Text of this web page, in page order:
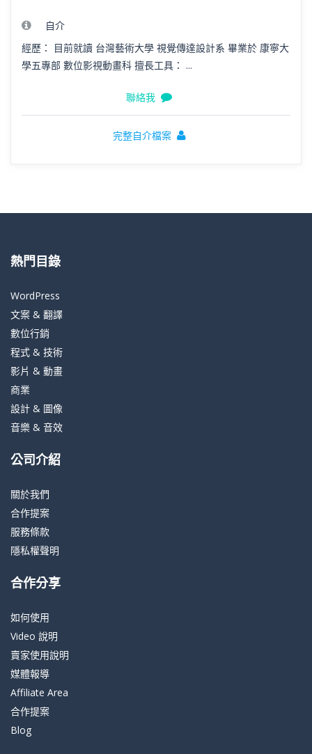
自介
經歷： 目前就讀 台灣藝術大學 視覺傳達設計系 畢業於 康寧大
學五專部 數位影視動畫科 擅長工具： ...
聯絡我
完整自介檔案
熱門目錄
WordPress
文案 & 翻譯
數位行銷
程式 & 技術
影片 & 動畫
商業
設計 & 圖像
音樂 & 音效
公司介紹
關於我們
合作提案
服務條款
隱私權聲明
合作分享
如何使用
Video 說明
賣家使用說明
媒體報導
Affiliate Area
合作提案
Blog